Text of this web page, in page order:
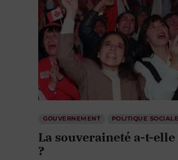
GOUVERNEMENT POLITIQUE SOCIALE
La souveraineté a-t-elle
?